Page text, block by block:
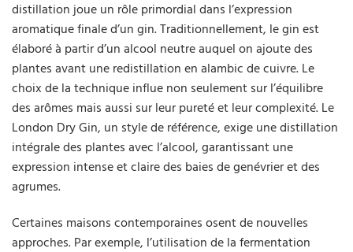
distillation joue un rôle primordial dans l’expression
aromatique finale d’un gin. Traditionnellement, le gin est
élaboré à partir d’un alcool neutre auquel on ajoute des
plantes avant une redistillation en alambic de cuivre. Le
choix de la technique influe non seulement sur l’équilibre
des arômes mais aussi sur leur pureté et leur complexité. Le
London Dry Gin, un style de référence, exige une distillation
intégrale des plantes avec l’alcool, garantissant une
expression intense et claire des baies de genévrier et des
agrumes.
Certaines maisons contemporaines osent de nouvelles
approches. Par exemple, l’utilisation de la fermentation